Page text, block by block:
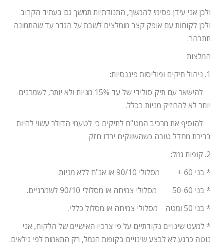
ולכן אני עידן פסימי להמשך, התנודתיות תמשך גם בעתיד הקרוב
ולכן לקוחות עם אופק קצר מומלצים לשבת על הגדר עד שהתמונה
תתבהר.
המלצות
1. ניהול תיקים ופוליסות פיננסיות
:
להישאר עם תיק סולידי של עד 15% מניות ולא יותר, לשמרנים
יותר לא להחזיק מניות בכלל.
להוסיף את מרכיב המט"ח לתיקים כי לטעמי הדולר עשוי להיות
ברירת מחדל טובה כשהשווקים ירדו חזק
2. קופות גמל:
* בני 60 + מסלולי 90/10 או אג"ח ללא מניות.
* בני 50-60 מסלולי צמיחה או מסלולי 90/10 לשמרניים.
* בני 50 ומטה מסלולי צמיחה או מסלול כללי.
* למעט שינויים נקודתיים על פי צרכיו האישיים של הלקוח, אני
נוטה כרגע לא לבצע שינויים בקופות הגמל, רק התאמות לפי גילאים.